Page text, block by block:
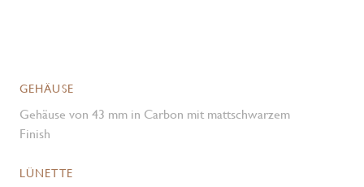
GEHÄUSE
Gehäuse von 43 mm in Carbon mit mattschwarzem
Finish
LÜNETTE